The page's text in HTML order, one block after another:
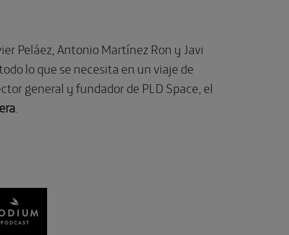
Peláez, Antonio Martínez Ron y Javi
lo que se necesita en un viaje de
general y fundador de PLD Space, el